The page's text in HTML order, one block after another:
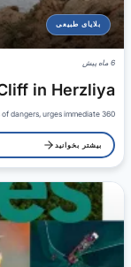
بلایای طبیعی
6 ماه پیش
in Herzliya
dangers, urges immediate 360…
بیشتر بخوانید